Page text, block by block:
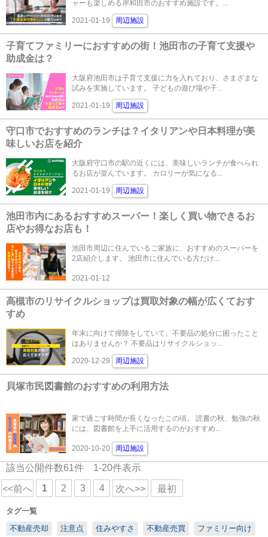
ャーも楽しめる岸和田市のおすすめ施設です。...
2021-01-19 周辺施設
子育てファミリーにおすすめの街！池田市の子育て支援や
助成金は？
大阪府池田市は子育て支援に力を入れており、さまざまな
試みを実施しています。 子どもの遊び場や子...
2021-01-19 周辺施設
守口市でおすすめのランチは？イタリアンや日本料理が美
味しいお店を紹介
大阪府守口市の駅の近くには、美味しいランチが食べられ
るお店が並んでいます。 カロリーが気になる...
2021-01-19 周辺施設
池田市内にあるおすすめスーパー！楽しく買い物できるお
店やお得なお店も！
池田市周辺に住んでいるご家族に、おすすめのスーパーを
2店紹介します。 池田市に住んでいる方だけ...
2021-01-12
高槻市のリサイクルショップは買取対象の幅が広くておす
すめ
年末に向けて掃除をしていて、不要品の処分に困ったこと
はありませんか？ 不要品はリサイクルショッ...
2020-12-29 周辺施設
貝塚市民図書館のおすすめの利用方法
家で過ごす時間が長くなったこの頃。 読書の秋、勉強の秋
には、図書館を上手に活用するのがおすすめ...
2020-10-20 周辺施設
該当公開件数61件 1-20件表示
<<前へ 1 2 3 4 次へ>> 最初
タグ一覧
不動産売却
注意点 住みやすさ 不動産売買 ファミリー向け